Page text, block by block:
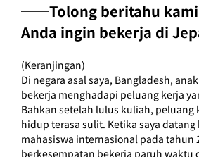
──Tolong beritahu kami
Anda ingin bekerja di
(Keranjingan)
Di negara asal saya, Bangladesh,
bekerja menghadapi peluang kerja
Bahkan setelah lulus kuliah, peluang
hidup terasa sulit. Ketika saya datang
mahasiswa internasional pada tahun
berkesempatan bekerja paruh waktu